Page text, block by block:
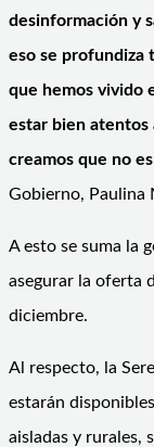
desinformación y
eso se profundiza
que hemos vivido
estar bien atentos
creamos que no
Gobierno, Paulina
A esto se suma la
asegurar la oferta
diciembre.
Al respecto, la
estarán
aisladas y rurales,